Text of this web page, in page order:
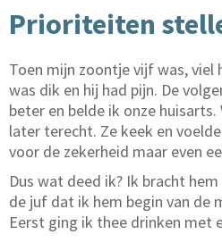
Prioriteiten
Toen mijn zoontje vijf was, viel
was dik en hij had pijn. De
beter en belde ik onze
later terecht. Ze keek en
voor de zekerheid maar even
Dus wat deed ik? Ik bracht
de juf dat ik hem begin van de
Eerst ging ik thee drinken met